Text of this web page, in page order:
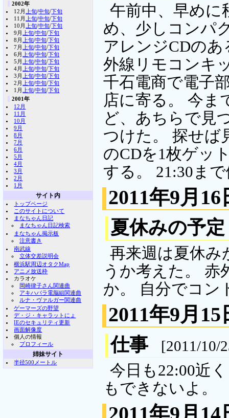
午前中、早めに
め、少しコンパ
アレンジCDの
外線リモコンキ
千石電商で電子
店に寄る。 今ま
ど、あちらで見
つけた。 探せば
のCDを1枚ゲッ
する。 21:30ま
2011年9月16
夏休みの予定
再来週は夏休み
うか考えた。 赤
か。 自分でコン
2011年9月15
仕事 [2011/10/
今日も22:00近
もできないよ。
2002年
12月 上旬/中旬/下旬
11月 上旬/中旬/下旬
10月 上旬/中旬/下旬
9月 上旬/中旬/下旬
8月 上旬/中旬/下旬
7月 上旬/中旬/下旬
6月 上旬/中旬/下旬
5月 上旬/中旬/下旬
4月 上旬/中旬/下旬
3月 上旬/中旬/下旬
2月 上旬/中旬/下旬
1月 上旬/中旬/下旬
2001年
12月
11月
10月
9月
8月
7月
6月
5月
4月
3月
2月
1月
サイト内
トップページ
このサイトについて
まなちゃん日記
まなちゃん日記検索
まなちゃん掲示板
注意書き
南武線
立体交差説明会
横浜駅周辺オタクMap
アニメ放送枠
カラオケ
岡崎律子さん関連曲
アキハバラ電脳組関連曲
ルナ・ヴァルガー関連曲
ゲーマーズの野望
デ・ジ・キャラットにょ
IEのセキュリティ更新
画面解像度
個人の情報
プロフィール
姉妹サイト
半径500メートル